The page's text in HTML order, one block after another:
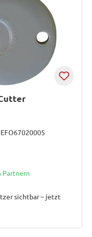
EFO67020005
Partnern
sichtbar – jetzt